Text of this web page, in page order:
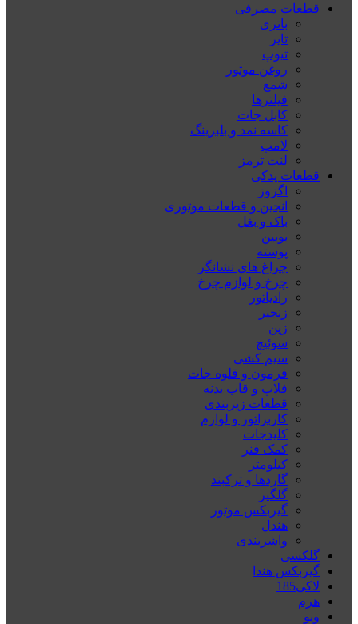
قطعات مصرفی
باتری
تایر
تیوپ
روغن موتور
شمع
فیلترها
کابل جات
کاسه نمد و بلبرینگ
لامپ
لنت ترمز
قطعات یدکی
اگزوز
انجین و قطعات موتوری
باک و بغل
بوبین
پوسته
چراغ های نشانگر
چرخ و لوازم چرخ
رادیاتور
زنجیر
زین
سوئیچ
سیم کشی
فرمون و قلوه جات
فلاپ و قاب بدنه
قطعات زیربندی
کاربراتور و لوازم
کلیدجات
کمک فنر
کیلومتر
گاردها و ترکبند
گلگیر
گیربکس موتور
هندل
واشربندی
گلکسی
گیربکس هندا
لاکی185
هرم
ويو